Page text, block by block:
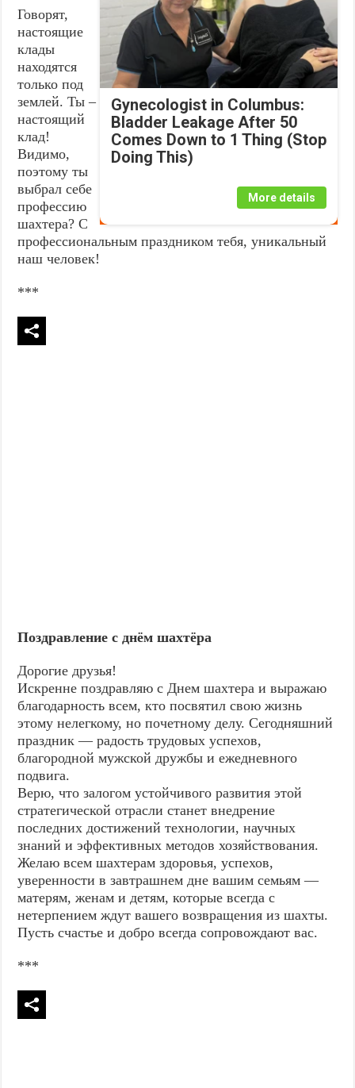
Gynecologist in Columbus:
Bladder Leakage After 50
Comes Down to 1 Thing (Stop
Doing This)
More details
Говорят,
настоящие
клады
находятся
только под
землей. Ты –
настоящий
клад!
Видимо,
поэтому ты
выбрал себе
профессию
шахтера? С
профессиональным праздником тебя, уникальный
наш человек!
***
Поздравление с днём шахтёра
Дорогие друзья!
Искренне поздравляю с Днем шахтера и выражаю
благодарность всем, кто посвятил свою жизнь
этому нелегкому, но почетному делу. Сегодняшний
праздник — радость трудовых успехов,
благородной мужской дружбы и ежедневного
подвига.
Верю, что залогом устойчивого развития этой
стратегической отрасли станет внедрение
последних достижений технологии, научных
знаний и эффективных методов хозяйствования.
Желаю всем шахтерам здоровья, успехов,
уверенности в завтрашнем дне вашим семьям —
матерям, женам и детям, которые всегда с
нетерпением ждут вашего возвращения из шахты.
Пусть счастье и добро всегда сопровождают вас.
***